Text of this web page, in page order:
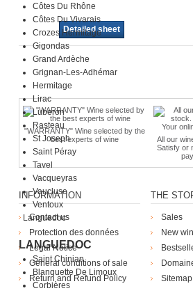
Côtes Du Rhône
Côtes Du Vivarais
Crozes Hermitage
Gigondas
Grand Ardèche
Grignan-Les-Adhémar
Hermitage
Lirac
Luberon
Rasteau
St Joseph
Saint Péray
Tavel
Vacqueyras
Vaucluse
Ventoux
Languedoc
LANGUEDOC
Saint Chinian
Blanquette De Limoux
Corbières
Detailed sheet
"WARRANTY" Wine selected by the
best experts of wine
All our
Satisfy or
INFORMATION
Contact us
Protection des données
Legal Notice
General conditions of sale
Return and Refund Policy
THE
Sales
New
Sitemap